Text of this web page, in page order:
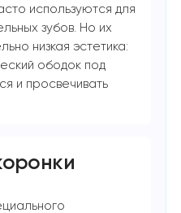
используются для
зубов. Но их
низкая эстетика:
ободок под
и просвечивать